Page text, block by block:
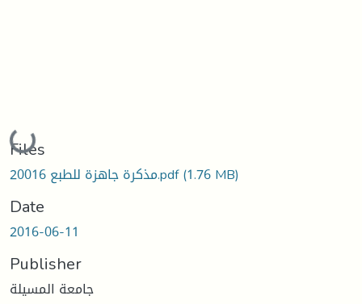
Loading...
Files
مذكرة جاهزة للطبع 20016.pdf(1.76 MB)
Date
2016-06-11
Publisher
جامعة المسيلة